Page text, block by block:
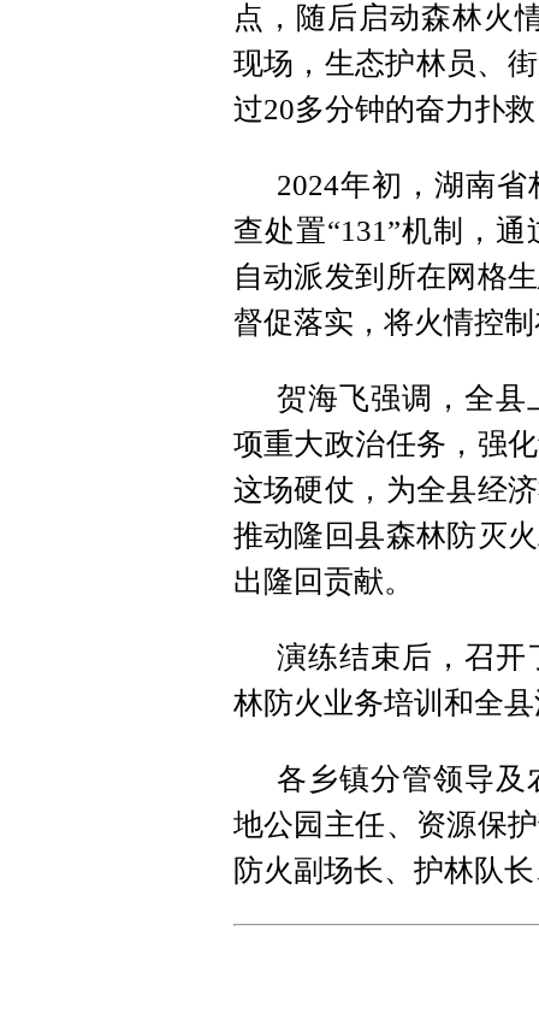
点，随后启动森林火
现场，生态护林员、
过20多分钟的奋力扑
2024年初，湖南
查处置“131”机制，
自动派发到所在网格
督促落实，将火情控
贺海飞强调，全县
项重大政治任务，强
这场硬仗，为全县经
推动隆回县森林防灭
出隆回贡献。
演练结束后，召开
林防火业务培训和全
各乡镇分管领导及
地公园主任、资源保
防火副场长、护林队